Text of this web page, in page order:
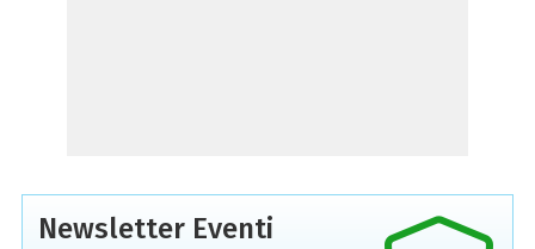
Newsletter Eventi